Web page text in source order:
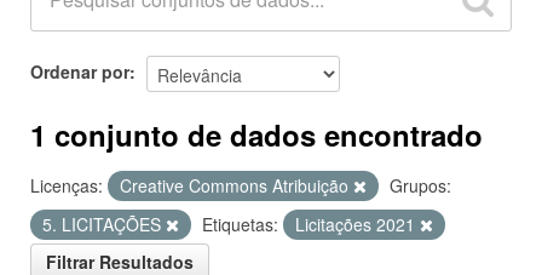
Ordenar por
1 conjunto de dados encontrado
Licenças: Creative Commons Atribuição
Grupos:
5. LICITAÇÕES
Etiquetas:
Licitações 2021
Filtrar Resultados